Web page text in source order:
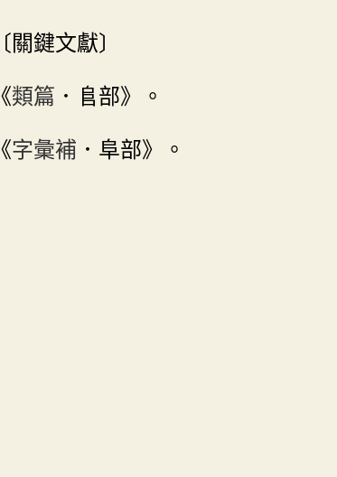
〔關鍵文獻〕
《類篇 ．𨸏部》。
《字彙補 ．阜部》。